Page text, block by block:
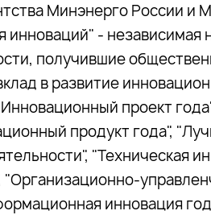
Минэнерго России и
- независимая
получившие
в развитие
проект
продукт года",
"Техническая
инновация